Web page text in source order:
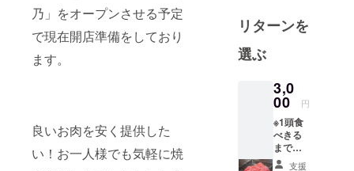
乃」をオープンさせる予定
で現在開店準備をしており
ます。
良いお肉を安く提供した
い！お一人様でも気軽に焼
高じて、こ
をオープン
ます！！
リターンを
選ぶ
3,0
00 円
※1頭食
べきる
まで店
内にお
支援